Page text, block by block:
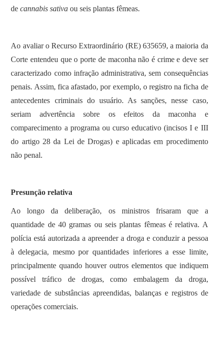
decannabis sativa ou seis plantas fêmeas.
Ao avaliar o Recurso Extraordinário (RE) 635659, a maioria da
Corte entendeu que o porte de maconha não é crime e deve ser
caracterizado como infração administrativa, sem consequências
penais. Assim, fica afastado, por exemplo, o registro na ficha de
antecedentes criminais do usuário. As sanções, nesse caso,
seriam advertência sobre os efeitos da maconha e
comparecimento a programa ou curso educativo (incisos I e III
do artigo 28 da Lei de Drogas) e aplicadas em procedimento
não penal.
Presunção relativa
Ao longo da deliberação, os ministros frisaram que a
quantidade de 40 gramas ou seis plantas fêmeas é relativa. A
polícia está autorizada a apreender a droga e conduzir a pessoa
à delegacia, mesmo por quantidades inferiores a esse limite,
principalmente quando houver outros elementos que indiquem
possível tráfico de drogas, como embalagem da droga,
variedade de substâncias apreendidas, balanças e registros de
operações comerciais.